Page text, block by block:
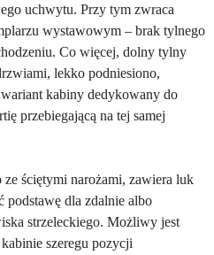
uchwytu. Przy tym zwraca
wystawowym – brak tylnego
Co więcej, dolny tylny
lekko podniesiono,
kabiny dedykowany do
przebiegającą na tej samej
ze ściętymi narożami, zawiera luk
podstawę dla zdalnie albo
strzeleckiego. Możliwy jest
szeregu pozycji